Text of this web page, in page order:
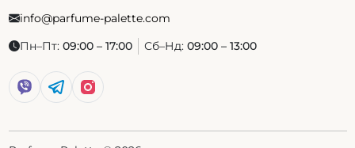
info@parfume-palette.com
Пн–Пт: 09:00 – 17:00 Сб–Нд: 09:00 – 13:00